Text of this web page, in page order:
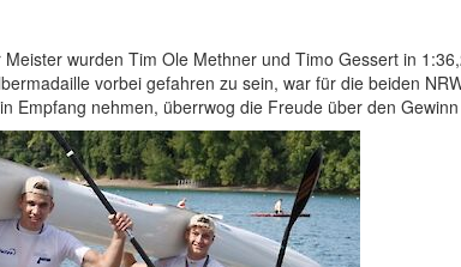
Meister wurden Tim Ole Methner und Timo Gessert in
vorbei gefahren zu sein, war für die beiden
Empfang nehmen, überrwog die Freude über den